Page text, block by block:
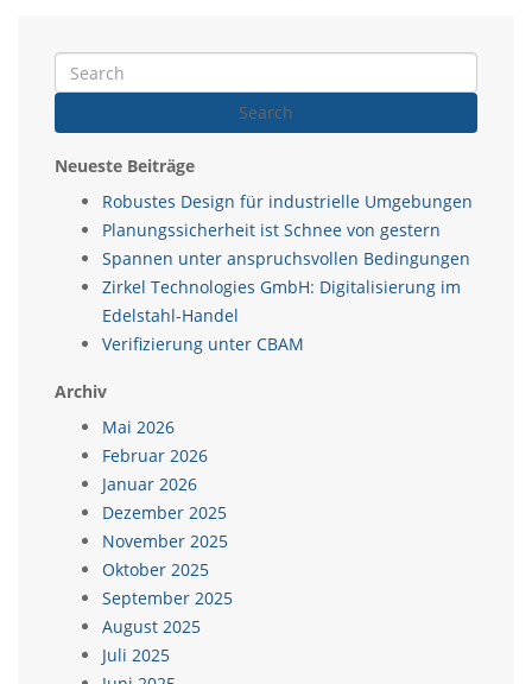
Search
Neueste Beiträge
Robustes Design für industrielle Umgebungen
Planungssicherheit ist Schnee von gestern
Spannen unter anspruchsvollen Bedingungen
Zirkel Technologies GmbH: Digitalisierung im
Edelstahl-Handel
Verifizierung unter CBAM
Archiv
Mai 2026
Februar 2026
Januar 2026
Dezember 2025
November 2025
Oktober 2025
September 2025
August 2025
Juli 2025